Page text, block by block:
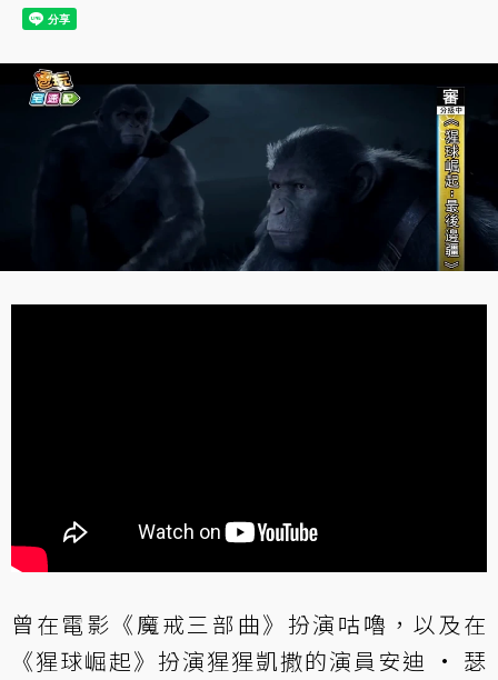
曾在電影《魔戒三部曲》扮演咕嚕，以及在
《猩球崛起》扮演猩猩凱撒的演員安迪 · 瑟